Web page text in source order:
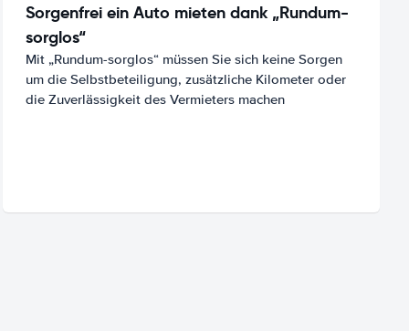
Sorgenfrei ein Auto mieten dank „Rundum-
sorglos“
Mit „Rundum-sorglos“ müssen Sie sich keine Sorgen
um die Selbstbeteiligung, zusätzliche Kilometer oder
die Zuverlässigkeit des Vermieters machen